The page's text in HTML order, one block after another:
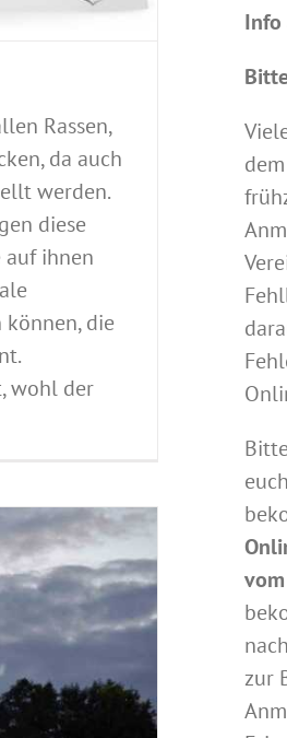
Rassen,
da auch
werden.
diese
ihnen
die
wohl der
Info
zur